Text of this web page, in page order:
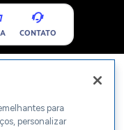
CONTATO
para
personalizar